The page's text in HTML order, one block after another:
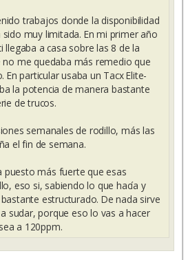
trabajos donde la disponibilidad
muy limitada. En mi primer año
llegaba a casa sobre las 8 de la
me quedaba más remedio que
En particular usaba un Tacx Elite-
la potencia de manera bastante
de trucos.
semanales de rodillo, más las
el fin de semana.
puesto más fuerte que esas
eso si, sabiendo lo que hacía y
estructurado. De nada sirve
sudar, porque eso lo vas a hacer
a 120ppm.